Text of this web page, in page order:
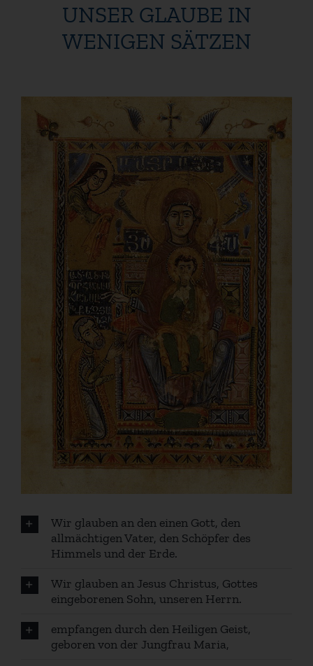
UNSER GLAUBE IN
WENIGEN SÄTZEN
Wir glauben an den einen Gott, den
allmächtigen Vater, den Schöpfer des
Himmels und der Erde.
Wir glauben an Jesus Christus, Gottes
eingeborenen Sohn, unseren Herrn.
empfangen durch den Heiligen Geist,
geboren von der Jungfrau Maria,